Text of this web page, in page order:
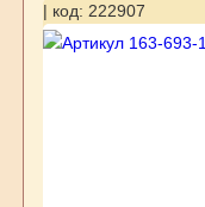
| код: 222907